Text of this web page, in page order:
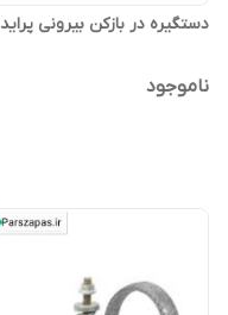
دستگیره در بازکن بیرونی پراید
ناموجود